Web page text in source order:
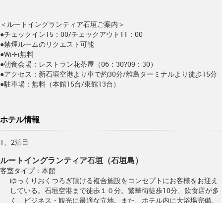
＜ルートイングランティア石垣ご案内＞
●チェックイン15：00/チェックアウト11：00
●禁煙ルームのリクエスト可能
●Wi-Fi無料
●朝食会場：レストラン花茶屋（06：30?09：30）
●アクセス：新石垣空港より車で約30分/離島ターミナルより徒歩15分
●駐車場：無料（本館15台/東館13台）
ホテル情報
1、2泊目
ルートイングランティア石垣（石垣島）
客室タイプ：本館
ゆっくりおくつろぎ頂ける複合施設をコンセプトにお客様をお迎え
している。石垣空港まで徒歩１０分。繁華街徒歩10分、飲食店が多
く、ビジネス・観光に最適な立地。また、ホテル内に大浴場完備。